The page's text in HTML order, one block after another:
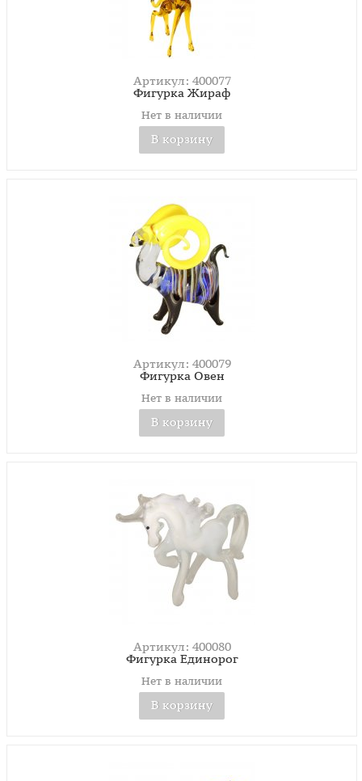
Артикул: 400077
Фигурка Жираф
Нет в наличии
В корзину
Артикул: 400079
Фигурка Овен
Нет в наличии
В корзину
Артикул: 400080
Фигурка Единорог
Нет в наличии
В корзину